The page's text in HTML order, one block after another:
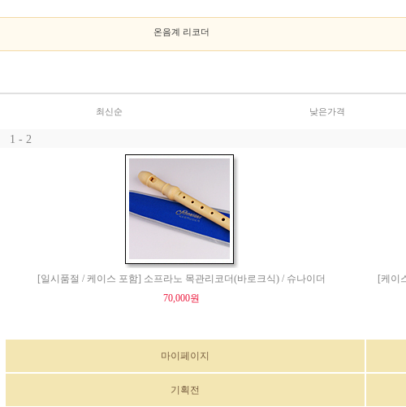
온음계 리코더
최신순 낮은가격
1 - 2
[일시품절 / 케이스 포함] 소프라노 목관리코더(바로크식) / 슈나이더
70,000원
[케이
마이페이지
기획전